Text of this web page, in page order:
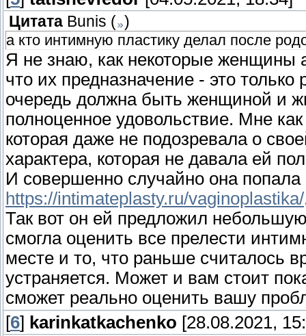
Цитата Bunis ( )
а кто интимную пластику делал после
Я не знаю, как некоторые женщины
что их предназначение - это
очередь должна быть женщиной и
полноценное удовольствие. Мне
которая даже не подозревала о
характера, которая не давала ей
И совершенно случайно она попала
https://intimateplasty.ru/vaginoplastika/
Так вот он ей предложил
смогла оценить все прелести
месте и то, что раньше считалось
устраняется. Может и вам стоит
сможет реально оценить вашу
[6] karinkatkachenko [28.08.2021,